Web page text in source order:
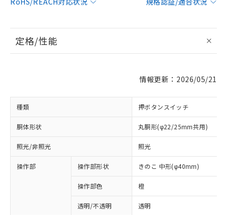
定格/性能
情報更新：2026/05/21
種類 押ボタンスイッチ
胴体形状 丸胴形(φ22/25mm共用)
照光/非照光 照光
操作部 操作部形状 きのこ 中形(φ40mm)
操作部色 橙
透明/不透明 透明